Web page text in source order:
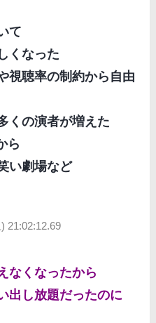
て
くなった
視聴率の制約から自由
くの演者が増えた
ら
い劇場など
21:02:12.69
なくなったから
出し放題だったのに